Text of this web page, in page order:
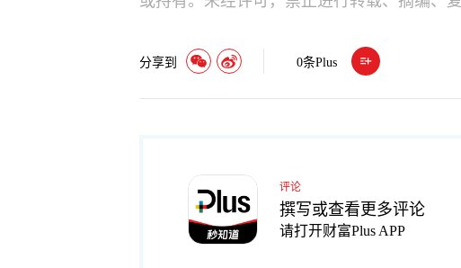
分享到 0条Plus
评论
撰写或查看更多评论
请打开财富Plus APP